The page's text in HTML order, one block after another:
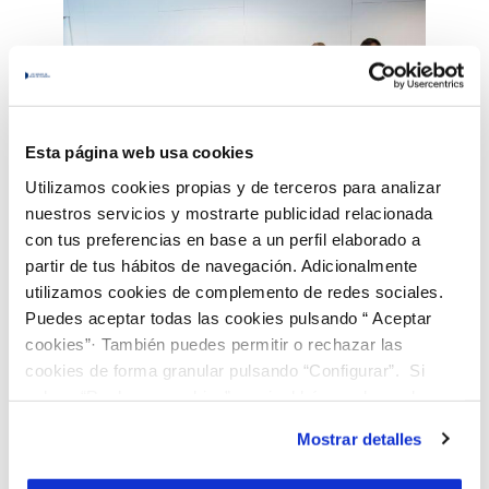
Esta página web usa cookies
Utilizamos cookies propias y de terceros para analizar
nuestros servicios y mostrarte publicidad relacionada
con tus preferencias en base a un perfil elaborado a
partir de tus hábitos de navegación. Adicionalmente
utilizamos cookies de complemento de redes sociales.
Puedes aceptar todas las cookies pulsando “ Aceptar
cookies”· También puedes permitir o rechazar las
cookies de forma granular pulsando “Configurar”. Si
son indispensables para que el sitio web funcione y que
por tanto no se pueden desactivar. Puedes consultar
Mostrar detalles
Generación de